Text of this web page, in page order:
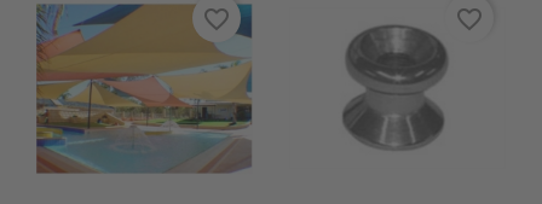
favorite_border favorite_border